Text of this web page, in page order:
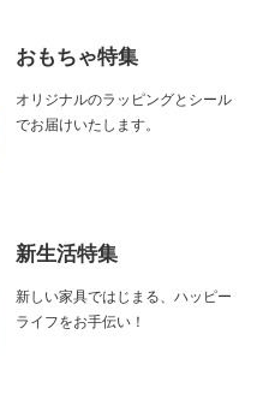
おもちゃ特集
オリジナルのラッピングとシール
でお届けいたします。
新生活特集
新しい家具ではじまる、ハッピー
ライフをお手伝い！